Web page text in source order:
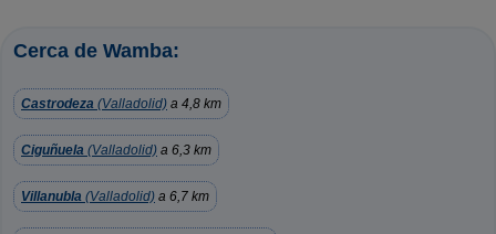
Cerca de Wamba:
Castrodeza (Valladolid) a 4,8 km
Ciguñuela (Valladolid) a 6,3 km
Villanubla (Valladolid) a 6,7 km